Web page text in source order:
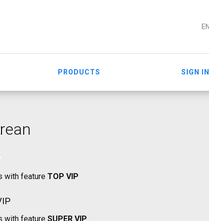
PRODUCTS SIGN IN
with feature TOP VIP
with feature SUPER VIP